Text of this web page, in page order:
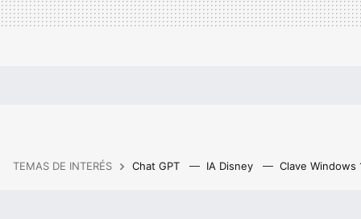
TEMAS DE INTERÉS Chat GPT IA Disney Clave Windows